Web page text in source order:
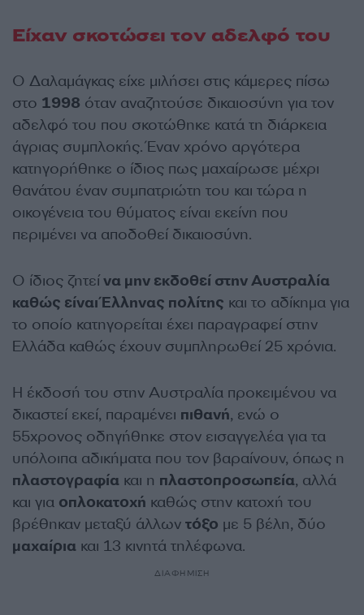
Είχαν σκοτώσει τον αδελφό του
Ο Δαλαμάγκας είχε μιλήσει στις κάμερες πίσω
στο 1998 όταν αναζητούσε δικαιοσύνη για τον
αδελφό του που σκοτώθηκε κατά τη διάρκεια
άγριας συμπλοκής. Έναν χρόνο αργότερα
κατηγορήθηκε ο ίδιος πως μαχαίρωσε μέχρι
θανάτου έναν συμπατριώτη του και τώρα η
οικογένεια του θύματος είναι εκείνη που
περιμένει να αποδοθεί δικαιοσύνη.
Ο ίδιος ζητείνα μην εκδοθεί στην Αυστραλία
καθώς είναι Έλληνας πολίτης και το αδίκημα για
το οποίο κατηγορείται έχει παραγραφεί στην
Ελλάδα καθώς έχουν συμπληρωθεί 25 χρόνια.
Η έκδοσή του στην Αυστραλία προκειμένου να
δικαστεί εκεί, παραμένει πιθανή, ενώ ο
55χρονος οδηγήθηκε στον εισαγγελέα για τα
υπόλοιπα αδικήματα που τον βαραίνουν, όπως η
πλαστογραφία και η πλαστοπροσωπεία, αλλά
και για οπλοκατοχή καθώς στην κατοχή του
βρέθηκαν μεταξύ άλλων τόξο με 5 βέλη, δύο
μαχαίρια και 13 κινητά τηλέφωνα.
ΔΙΑΦΗΜΙΣΗ